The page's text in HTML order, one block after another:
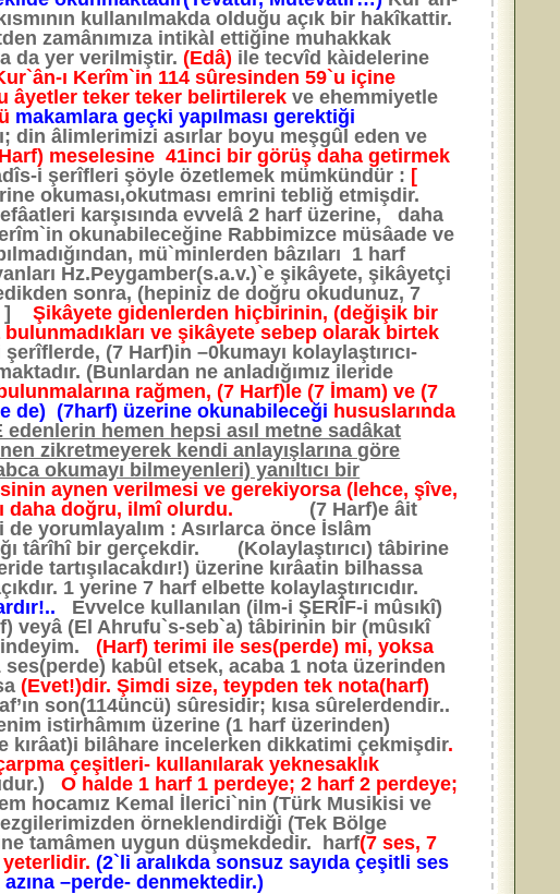
kullanılmakda olduğu açık bir hakîkattir.
zamânımıza intikàl ettiğine muhakkak
da yer verilmiştir.(Edâ) ile tecvîd kàidelerine
ı Kerîm`in 114 sûresinden 59`u içine
âyetler teker teker belirtilerek ve ehemmiyetle
makamlara geçki yapılması gerektiği
din âlimlerimizi asırlar boyu meşgûl eden ve
meselesine 41inci bir görüş daha getirmek
i şerîfleri şöyle özetlemek mümkündür : [
okuması,okutması emrini tebliğ etmişdir.
karşısında evvelâ 2 harf üzerine, daha
okunabileceğine Rabbimizce müsâade ve
mü`minlerden bâzıları 1 harf
Hz.Peygamber(s.a.v.)`e şikâyete, şikâyetçi
sonra, (hepiniz de doğru okudunuz, 7
]Şikâyete gidenlerden hiçbirinin, (değişik bir
ve şikâyete sebep olarak birtek
(7 Harf)in –0kumayı kolaylaştırıcı-
(Bunlardan ne anladığımız ileride
rağmen, (7 Harf)le (7 İmam) ve (7
de) (7harf) üzerine okunabileceği hususlarında
hemen hepsi asıl metne sadâkat
zikretmeyerek kendi anlayışlarına göre
okumayı bilmeyenleri) yanıltıcı bir
aynen verilmesi ve gerekiyorsa (lehce, şîve,
daha doğru, ilmî olurdu.
(7 Harf)e âit
yorumlayalım : Asırlarca önce İslâm
târîhî bir gerçekdir. (Kolaylaştırıcı) tâbirine
tartışılacakdır!) üzerine kırâatin bilhassa
1 yerine 7 harf elbette kolaylaştırıcıdır.
Evvelce kullanılan (ilm-i ŞERÎF-i mûsıkî)
(El Ahrufu`s-seb`a) tâbirinin bir (mûsıkî
(Harf) terimi ile ses(perde) mi, yoksa
ses(perde) kabûl etsek, acaba 1 nota üzerinden
(Evet!)dir. Şimdi size, teypden tek nota(harf)
son(114üncü) sûresidir; kısa sûrelerdendir..
istirhâmım üzerine (1 harf üzerinden)
kırâat)i bilâhare incelerken dikkatimi çekmişdir.
çeşitleri- kullanılarak yeknesaklık
O halde 1 harf 1 perdeye; 2 harf 2 perdeye;
hocamız Kemal İlerici`nin (Türk Musikisi ve
örneklendirdiği (Tek Bölge
tamâmen uygun düşmekdedir. harf(7 ses, 7
(2`li aralıkda sonsuz sayıda çeşitli ses
–perde- denmektedir.)